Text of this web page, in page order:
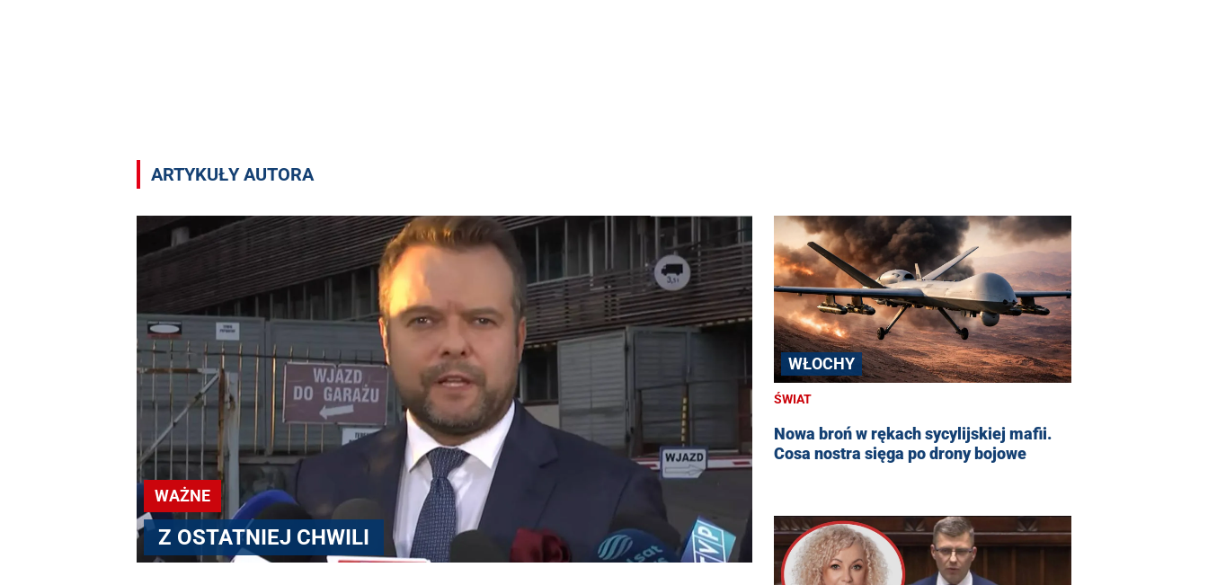
Artykuły autora Mateusz Mol
ARTYKUŁY AUTORA
WAŻNE
Z OSTATNIEJ CHWILI
WŁOCHY
ŚWIAT
Nowa broń w rękach sycylijskiej mafii.
Cosa nostra sięga po drony bojowe